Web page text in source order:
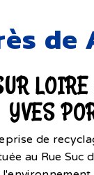
YVES
de
au Rue